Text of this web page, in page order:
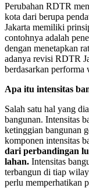
Perubahan RDTR
kota dari berupa
Jakarta memiliki
contohnya adalah
dengan menetapkan
adanya revisi RDTR
berdasarkan performa
Apa itu intensitas
Salah satu hal yang
bangunan. Intensitas
ketinggian bangunan
komponen intensitas
dari perbandingan
lahan. Intensitas
terbangun di tiap
perlu memperhatikan